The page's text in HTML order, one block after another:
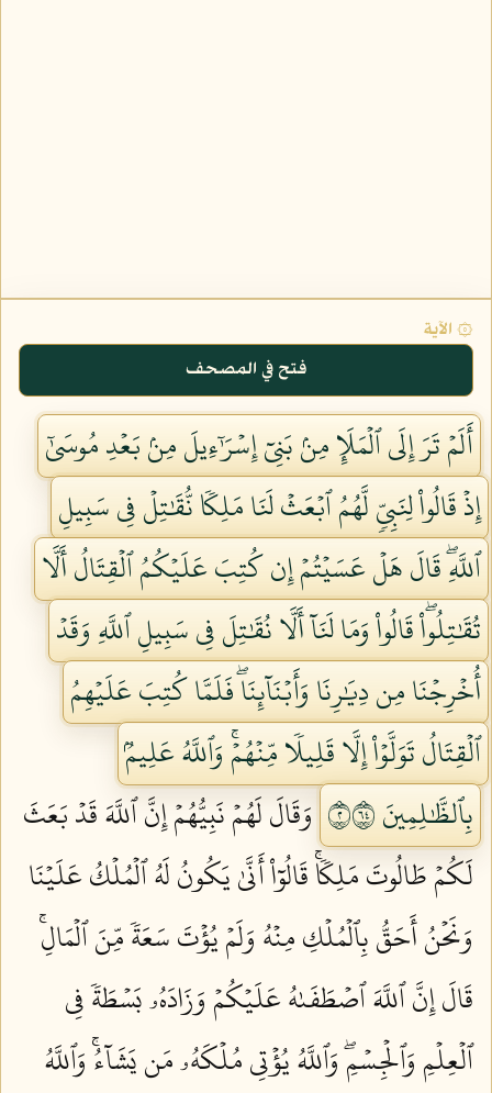
۞ الآية
فتح في المصحف
أَلَمۡ تَرَ إِلَى ٱلۡمَلَإِ مِنۢ بَنِيٓ إِسۡرَٰٓءِيلَ مِنۢ بَعۡدِ مُوسَىٰٓ
إِذۡ قَالُواْ لِنَبِيّٖ لَّهُمُ ٱبۡعَثۡ لَنَا مَلِكٗا نُّقَٰتِلۡ فِي سَبِيلِ
ٱللَّهِۖ قَالَ هَلۡ عَسَيۡتُمۡ إِن كُتِبَ عَلَيۡكُمُ ٱلۡقِتَالُ أَلَّا
تُقَٰتِلُواْۖ قَالُواْ وَمَا لَنَآ أَلَّا نُقَٰتِلَ فِي سَبِيلِ ٱللَّهِ وَقَدۡ
أُخۡرِجۡنَا مِن دِيَٰرِنَا وَأَبۡنَآئِنَاۖ فَلَمَّا كُتِبَ عَلَيۡهِمُ
ٱلۡقِتَالُ تَوَلَّوۡاْ إِلَّا قَلِيلٗا مِّنۡهُمۡۚ وَٱللَّهُ عَلِيمُۢ
بِٱلظَّٰلِمِينَ ٢٤٦
وَقَالَ لَهُمۡ نَبِيُّهُمۡ إِنَّ ٱللَّهَ قَدۡ بَعَثَ
لَكُمۡ طَالُوتَ مَلِكٗاۚ قَالُوٓاْ أَنَّىٰ يَكُونُ لَهُ ٱلۡمُلۡكُ عَلَيۡنَا
وَنَحۡنُ أَحَقُّ بِٱلۡمُلۡكِ مِنۡهُ وَلَمۡ يُؤۡتَ سَعَةٗ مِّنَ ٱلۡمَالِۚ
قَالَ إِنَّ ٱللَّهَ ٱصۡطَفَىٰهُ عَلَيۡكُمۡ وَزَادَهُۥ بَسۡطَةٗ فِي
ٱلۡعِلۡمِ وَٱلۡجِسۡمِۖ وَٱللَّهُ يُؤۡتِي مُلۡكَهُۥ مَن يَشَآءُۚ وَٱللَّهُ